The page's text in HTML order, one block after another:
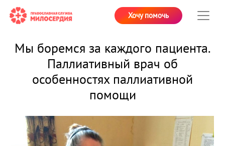
Хочу помочь
Мы боремся за каждого пациента.
Паллиативный врач об
особенностях паллиативной
помощи